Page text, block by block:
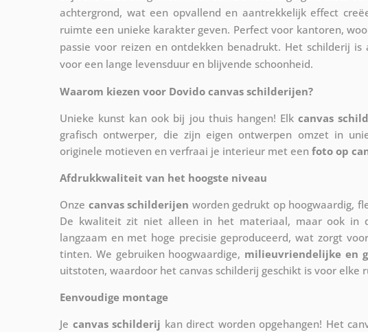
achtergrond, wat een opvallend en aantrekkelijk effect
ruimte een unieke karakter geven. Perfect voor kantoren,
passie voor reizen en ontdekken benadrukt. Het schilderij
voor een lange levensduur en blijvende schoonheid.
Waarom kiezen voor Dovido canvas schilderijen?
Unieke kunst kan ook bij jou thuis hangen! Elk canvas
grafisch ontwerper, die zijn eigen ontwerpen omzet in
originele motieven en verfraai je interieur met een foto op
Afdrukkwaliteit van het hoogste niveau
Onze canvas schilderijen worden gedrukt op hoogwaardig,
De kwaliteit zit niet alleen in het materiaal, maar ook in
langzaam en met hoge precisie geproduceerd, wat zorgt voor
tinten. We gebruiken hoogwaardige, milieuvriendelijke en
uitstoten, waardoor het canvas schilderij geschikt is voor elke
Eenvoudige montage
Je canvas schilderij kan direct worden opgehangen! Het